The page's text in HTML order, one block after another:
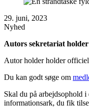
29. juni, 2023
Nyhed
Autors sekretariat
Autor holder holder
Du kan godt søge om
Skal du på arbejdsophold
informationsark, du fik